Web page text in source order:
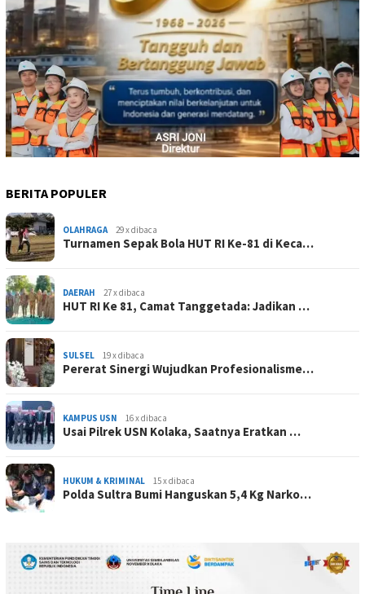
BERITA POPULER
OLAHRAGA 29 x dibaca
Turnamen Sepak Bola HUT RI Ke-81 di Keca…
DAERAH 27 x dibaca
HUT RI Ke 81, Camat Tanggetada: Jadikan …
SULSEL 19 x dibaca
Pererat Sinergi Wujudkan Profesionalisme…
KAMPUS USN 16 x dibaca
Usai Pilrek USN Kolaka, Saatnya Eratkan …
HUKUM & KRIMINAL 15 x dibaca
Polda Sultra Bumi Hanguskan 5,4 Kg Narko…